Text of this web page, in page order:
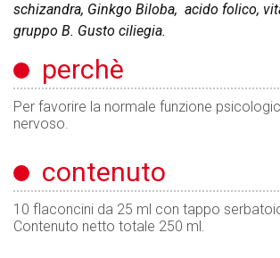
schizandra, Ginkgo Biloba, acido folico,
gruppo B. Gusto ciliegia.
perchè
Per favorire la normale funzione
nervoso.
contenuto
10 flaconcini da 25 ml con tappo
Contenuto netto totale 250 ml.